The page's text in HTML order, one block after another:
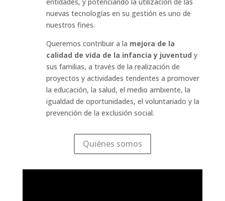
nuevas tecnologías en su gestión es uno de
nuestros fines.
Queremos contribuir a la mejora de la
calidad de vida de la infancia y juventud y
sus familias, a través de la realización de
proyectos y actividades tendentes a promover
la educación, la salud, el medio ambiente, la
igualdad de oportunidades, el voluntariado y la
prevención de la exclusión social.
Quiénes somos